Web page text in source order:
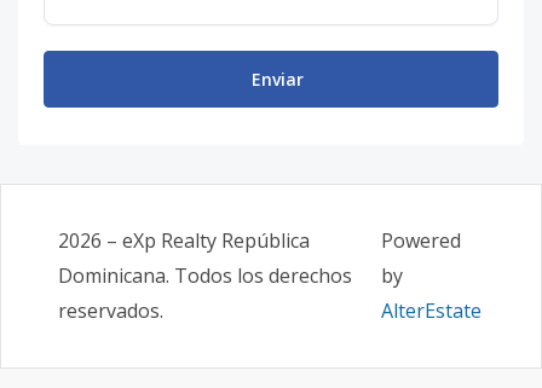
Enviar
2026 – eXp Realty República
Dominicana. Todos los derechos
reservados.
Powered
by
AlterEstate